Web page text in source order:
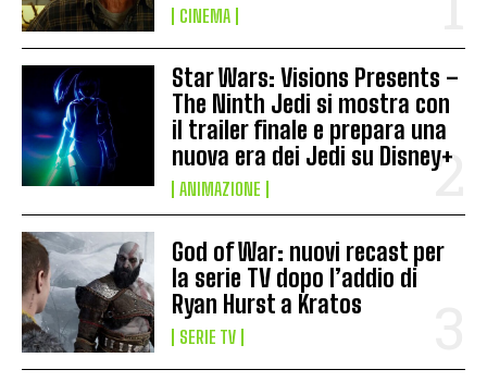
CINEMA
Star Wars: Visions Presents –
The Ninth Jedi si mostra con
il trailer finale e prepara una
nuova era dei Jedi su Disney+
ANIMAZIONE
God of War: nuovi recast per
la serie TV dopo l’addio di
Ryan Hurst a Kratos
SERIE TV